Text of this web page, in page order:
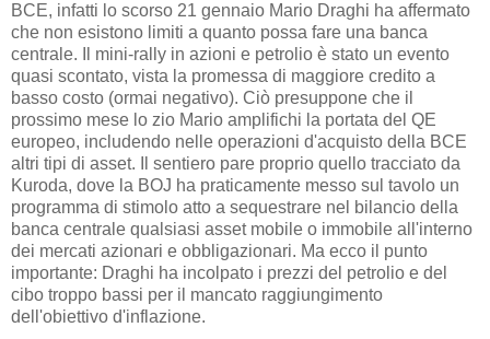
BCE, infatti lo scorso 21 gennaio Mario Draghi ha affermato
che non esistono limiti a quanto possa fare una banca
centrale. Il mini-rally in azioni e petrolio è stato un evento
quasi scontato, vista la promessa di maggiore credito a
basso costo (ormai negativo). Ciò presuppone che il
prossimo mese lo zio Mario amplifichi la portata del QE
europeo, includendo nelle operazioni d'acquisto della BCE
altri tipi di asset. Il sentiero pare proprio quello tracciato da
Kuroda, dove la BOJ ha praticamente messo sul tavolo un
programma di stimolo atto a sequestrare nel bilancio della
banca centrale qualsiasi asset mobile o immobile all'interno
dei mercati azionari e obbligazionari. Ma ecco il punto
importante: Draghi ha incolpato i prezzi del petrolio e del
cibo troppo bassi per il mancato raggiungimento
dell'obiettivo d'inflazione.